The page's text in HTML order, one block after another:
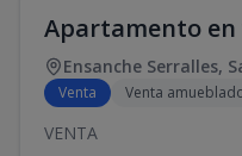
Apartamento
Ensanche Serralles,
Venta Venta
VENTA